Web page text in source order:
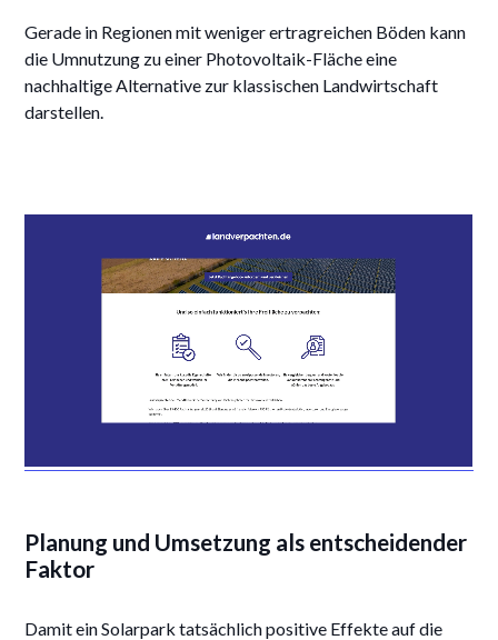
Gerade in Regionen mit weniger ertragreichen Böden kann
die Umnutzung zu einer Photovoltaik-Fläche eine
nachhaltige Alternative zur klassischen Landwirtschaft
darstellen.
Planung und Umsetzung als entscheidender
Faktor
Damit ein Solarpark tatsächlich positive Effekte auf die